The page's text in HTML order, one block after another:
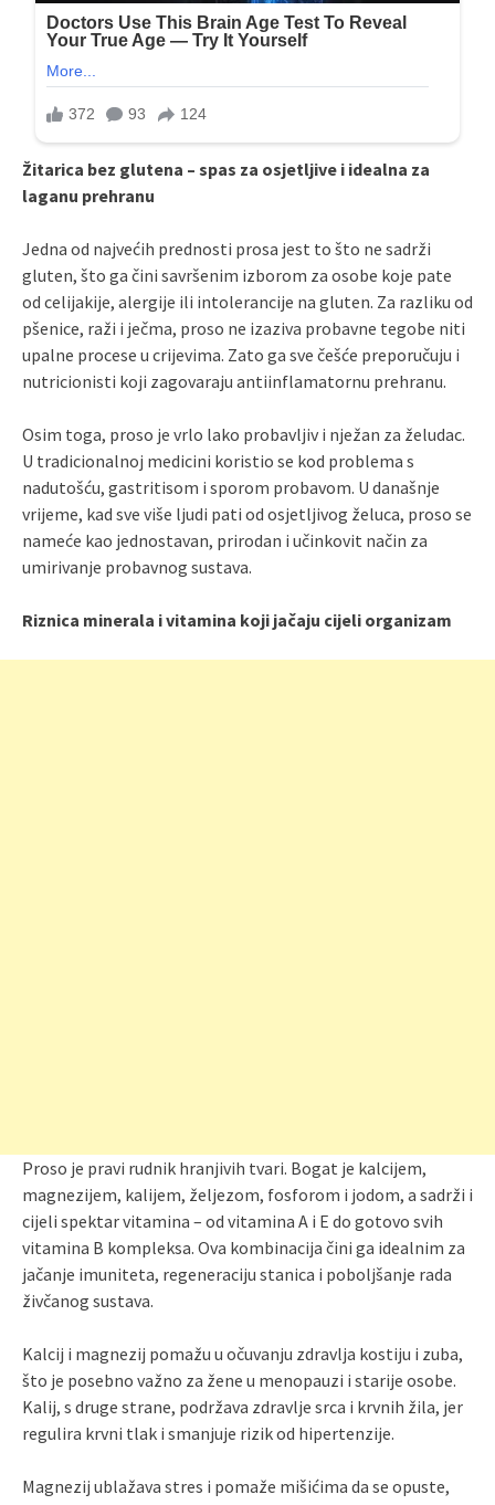
Žitarica bez glutena – spas za osjetljive i idealna za
laganu prehranu
Jedna od najvećih prednosti prosa jest to što ne sadrži
gluten, što ga čini savršenim izborom za osobe koje pate
od celijakije, alergije ili intolerancije na gluten. Za razliku od
pšenice, raži i ječma, proso ne izaziva probavne tegobe niti
upalne procese u crijevima. Zato ga sve češće preporučuju i
nutricionisti koji zagovaraju antiinflamatornu prehranu.
Osim toga, proso je vrlo lako probavljiv i nježan za želudac.
U tradicionalnoj medicini koristio se kod problema s
nadutošću, gastritisom i sporom probavom. U današnje
vrijeme, kad sve više ljudi pati od osjetljivog želuca, proso se
nameće kao jednostavan, prirodan i učinkovit način za
umirivanje probavnog sustava.
Riznica minerala i vitamina koji jačaju cijeli organizam
Proso je pravi rudnik hranjivih tvari. Bogat je kalcijem,
magnezijem, kalijem, željezom, fosforom i jodom, a sadrži i
cijeli spektar vitamina – od vitamina A i E do gotovo svih
vitamina B kompleksa. Ova kombinacija čini ga idealnim za
jačanje imuniteta, regeneraciju stanica i poboljšanje rada
živčanog sustava.
Kalcij i magnezij pomažu u očuvanju zdravlja kostiju i zuba,
što je posebno važno za žene u menopauzi i starije osobe.
Kalij, s druge strane, podržava zdravlje srca i krvnih žila, jer
regulira krvni tlak i smanjuje rizik od hipertenzije.
Magnezij ublažava stres i pomaže mišićima da se opuste,